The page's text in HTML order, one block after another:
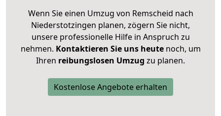
Wenn Sie einen Umzug von Remscheid nach
Niederstotzingen planen, zögern Sie nicht,
unsere professionelle Hilfe in Anspruch zu
nehmen. Kontaktieren Sie uns heutenoch, um
Ihren reibungslosen Umzug zu planen.
Kostenlose Angebote erhalten